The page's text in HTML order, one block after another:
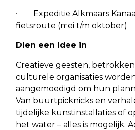
· Expeditie Alkmaars
fietsroute (mei t/m oktober)
Dien een idee in
Creatieve geesten,
culturele organisaties
aangemoedigd om hun
Van buurtpicknicks en
tijdelijke kunstinstallaties of
het water – alles is mogelijk.